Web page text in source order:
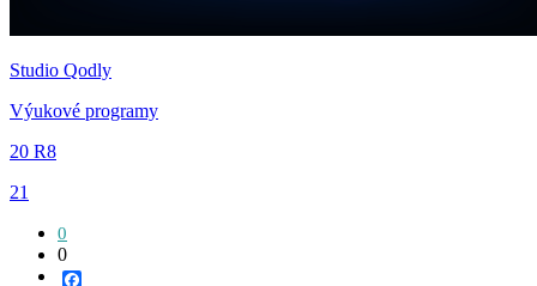
Studio Qodly
Výukové programy
20 R8
21
0
0